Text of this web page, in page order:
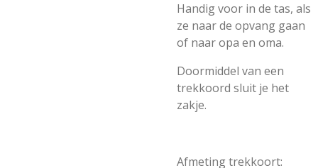
Handig voor in de tas, als
ze naar de opvang gaan
of naar opa en oma.
Doormiddel van een
trekkoord sluit je het
zakje.
Afmeting trekkoort: